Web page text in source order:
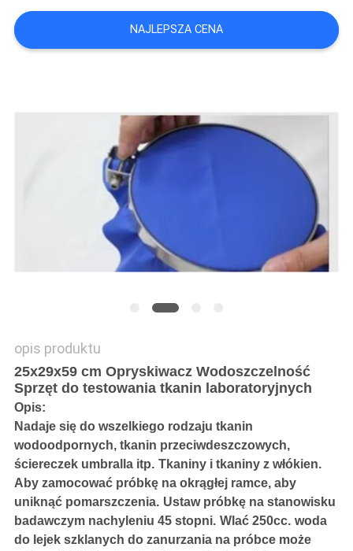
SITEMAP
NAJLEPSZA CENA
opis produktu
25x29x59 cm Opryskiwacz Wodoszczelność
Sprzęt do testowania tkanin laboratoryjnych
Opis:
Nadaje się do wszelkiego rodzaju tkanin
wodoodpornych, tkanin przeciwdeszczowych,
ściereczek umbralla itp. Tkaniny i tkaniny z włókien.
Aby zamocować próbkę na okrągłej ramce, aby
uniknąć pomarszczenia. Ustaw próbkę na stanowisku
badawczym nachyleniu 45 stopni. Wlać 250cc. woda
do lejek szklanych do zanurzania na próbce może